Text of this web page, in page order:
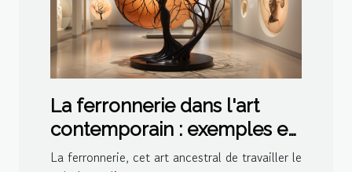
La ferronnerie dans l'art
contemporain : exemples et
inspirations
La ferronnerie, cet art ancestral de travailler le